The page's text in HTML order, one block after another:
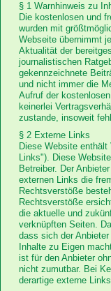
Downloads
§ 1 Warnhinweis zu
Die kostenlosen und
wurden mit
Webseite übernimmt
Aktualität der
journalistischen
gekennzeichnete
und nicht immer die
Aufruf der
keinerlei
zustande, insoweit
§ 2 Externe Links
Diese Website
Links"). Diese
Betreiber. Der
externen Links die
Rechtsverstöße
Rechtsverstöße
die aktuelle und
verknüpften Seiten.
dass sich der
Inhalte zu Eigen
ist für den Anbieter
nicht zumutbar. Bei
derartige externe